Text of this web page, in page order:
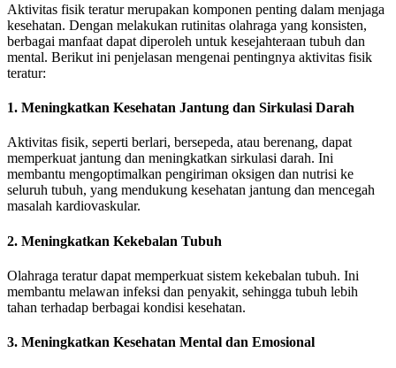
Aktivitas fisik teratur merupakan komponen penting dalam menjaga
kesehatan. Dengan melakukan rutinitas olahraga yang konsisten,
berbagai manfaat dapat diperoleh untuk kesejahteraan tubuh dan
mental. Berikut ini penjelasan mengenai pentingnya aktivitas fisik
teratur:
1. Meningkatkan Kesehatan Jantung dan Sirkulasi Darah
Aktivitas fisik, seperti berlari, bersepeda, atau berenang, dapat
memperkuat jantung dan meningkatkan sirkulasi darah. Ini
membantu mengoptimalkan pengiriman oksigen dan nutrisi ke
seluruh tubuh, yang mendukung kesehatan jantung dan mencegah
masalah kardiovaskular.
2. Meningkatkan Kekebalan Tubuh
Olahraga teratur dapat memperkuat sistem kekebalan tubuh. Ini
membantu melawan infeksi dan penyakit, sehingga tubuh lebih
tahan terhadap berbagai kondisi kesehatan.
3. Meningkatkan Kesehatan Mental dan Emosional